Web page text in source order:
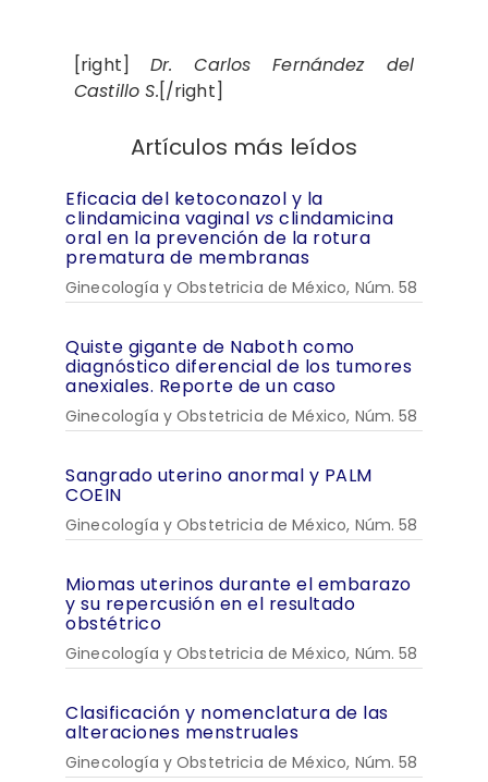
[right] Dr. Carlos Fernández del
Castillo S.[/right]
Artículos más leídos
Eficacia del ketoconazol y la
clindamicina vaginal vs clindamicina
oral en la prevención de la rotura
prematura de membranas
Ginecología y Obstetricia de México, Núm. 58
Quiste gigante de Naboth como
diagnóstico diferencial de los tumores
anexiales. Reporte de un caso
Ginecología y Obstetricia de México, Núm. 58
Sangrado uterino anormal y PALM
COEIN
Ginecología y Obstetricia de México, Núm. 58
Miomas uterinos durante el embarazo
y su repercusión en el resultado
obstétrico
Ginecología y Obstetricia de México, Núm. 58
Clasificación y nomenclatura de las
alteraciones menstruales
Ginecología y Obstetricia de México, Núm. 58